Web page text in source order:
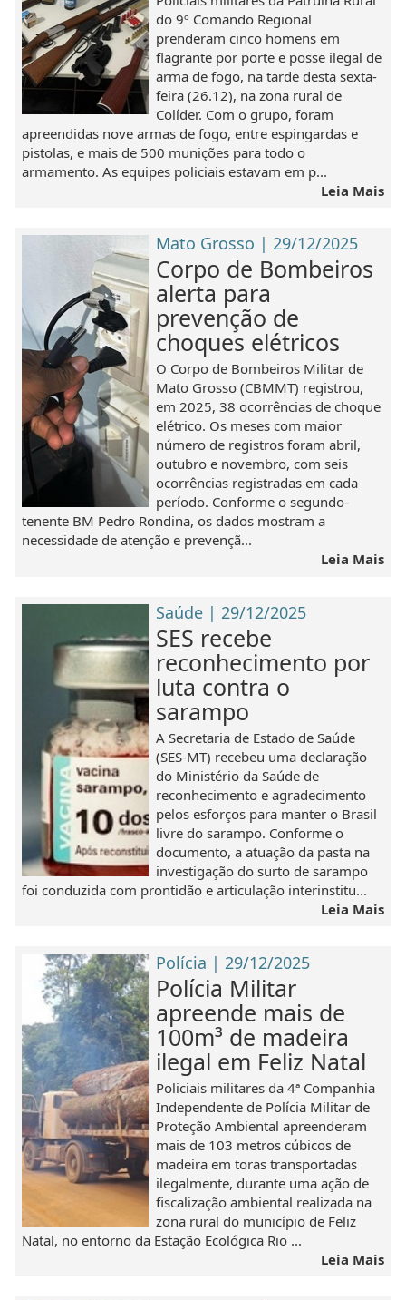
do 9º Comando Regional
prenderam cinco homens em
flagrante por porte e posse ilegal de
arma de fogo, na tarde desta sexta-
feira (26.12), na zona rural de
Colíder. Com o grupo, foram
apreendidas nove armas de fogo, entre espingardas e
pistolas, e mais de 500 munições para todo o
armamento. As equipes policiais estavam em p...
Leia Mais
Mato Grosso | 29/12/2025
Corpo de Bombeiros
alerta para
prevenção de
choques elétricos
O Corpo de Bombeiros Militar de
Mato Grosso (CBMMT) registrou,
em 2025, 38 ocorrências de choque
elétrico. Os meses com maior
número de registros foram abril,
outubro e novembro, com seis
ocorrências registradas em cada
período. Conforme o segundo-
tenente BM Pedro Rondina, os dados mostram a
necessidade de atenção e prevençã...
Leia Mais
Saúde | 29/12/2025
SES recebe
reconhecimento por
luta contra o
sarampo
A Secretaria de Estado de Saúde
(SES-MT) recebeu uma declaração
do Ministério da Saúde de
reconhecimento e agradecimento
pelos esforços para manter o Brasil
livre do sarampo. Conforme o
documento, a atuação da pasta na
investigação do surto de sarampo
foi conduzida com prontidão e articulação interinstitu...
Leia Mais
Polícia | 29/12/2025
Polícia Militar
apreende mais de
100m³ de madeira
ilegal em Feliz Natal
Policiais militares da 4ª Companhia
Independente de Polícia Militar de
Proteção Ambiental apreenderam
mais de 103 metros cúbicos de
madeira em toras transportadas
ilegalmente, durante uma ação de
fiscalização ambiental realizada na
zona rural do município de Feliz
Natal, no entorno da Estação Ecológica Rio ...
Leia Mais